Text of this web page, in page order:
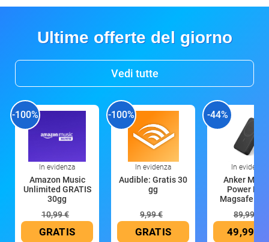
Ultime offerte del giorno
Vedi tutte
-100%
In evidenza
Amazon Music
Unlimited GRATIS
30gg
10,99 €
GRATIS
-100%
In evidenza
Audible: Gratis 30
gg
9,99 €
GRATIS
-44%
In evidenza
Anker
Power
Magsafe
89,99 €
49,99 €